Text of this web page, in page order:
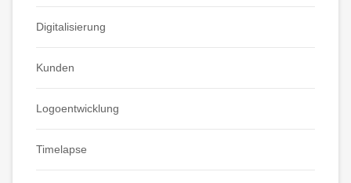
Digitalisierung
Kunden
Logoentwicklung
Timelapse